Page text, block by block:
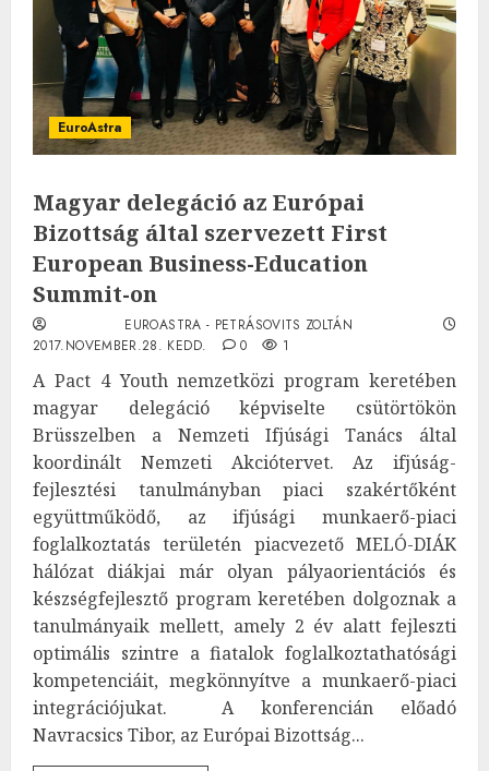
EuroAstra
Magyar delegáció az Európai
Bizottság által szervezett First
European Business-Education
Summit-on
EUROASTRA - PETRÁSOVITS ZOLTÁN
2017.NOVEMBER.28. KEDD.
0 1
A Pact 4 Youth nemzetközi program keretében
magyar delegáció képviselte csütörtökön
Brüsszelben a Nemzeti Ifjúsági Tanács által
koordinált Nemzeti Akciótervet. Az ifjúság-
fejlesztési tanulmányban piaci szakértőként
együttműködő, az ifjúsági munkaerő-piaci
foglalkoztatás területén piacvezető MELÓ-DIÁK
hálózat diákjai már olyan pályaorientációs és
készségfejlesztő program keretében dolgoznak a
tanulmányaik mellett, amely 2 év alatt fejleszti
optimális szintre a fiatalok foglalkoztathatósági
kompetenciáit, megkönnyítve a munkaerő-piaci
integrációjukat. A konferencián előadó
Navracsics Tibor, az Európai Bizottság...